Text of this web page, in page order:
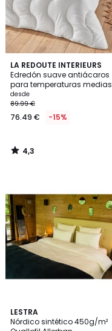
LA REDOUTE INTERIEURS
Edredón suave antiácaros
para temperaturas medias
desde
89.99 €
76.49 € -15%
4,3
/ 5
4,3
/
LESTRA
Nórdico sintético 450g/m²
4,6
/ 5